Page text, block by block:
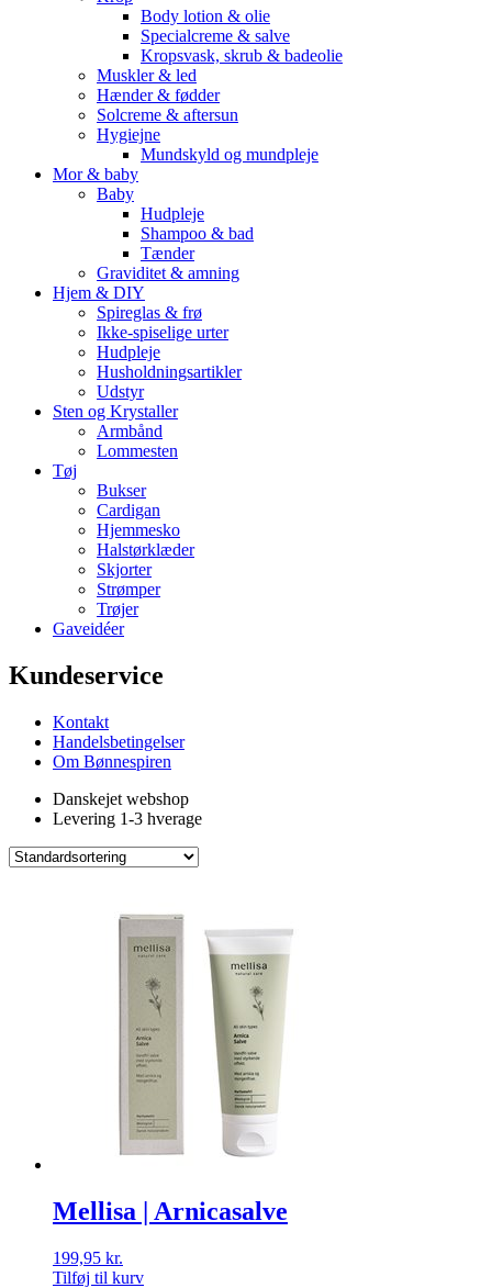
Body lotion & olie
Specialcreme & salve
Kropsvask, skrub & badeolie
Muskler & led
Hænder & fødder
Solcreme & aftersun
Hygiejne
Mundskyld og mundpleje
Mor & baby
Baby
Hudpleje
Shampoo & bad
Tænder
Graviditet & amning
Hjem & DIY
Spireglas & frø
Ikke-spiselige urter
Hudpleje
Husholdningsartikler
Udstyr
Sten og Krystaller
Armbånd
Lommesten
Tøj
Bukser
Cardigan
Hjemmesko
Halstørklæder
Skjorter
Strømper
Trøjer
Gaveidéer
Kundeservice
Kontakt
Handelsbetingelser
Om Bønnespiren
Danskejet webshop
Levering 1-3 hverage
Mellisa | Arnicasalve
199,95 kr.
Tilføj til kurv